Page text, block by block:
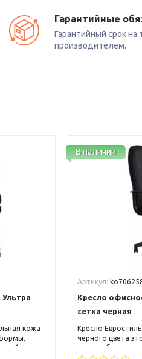
Гарантийные
Гарантийный срок на
производителем.
кожа
формы,
В наличии
Артикул:
Кресло
сетка черная
Кресло
черного цвета
малого бизнеса
звена. Кресло